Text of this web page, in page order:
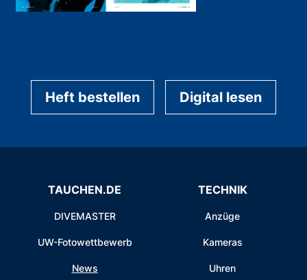
Heft bestellen Digital lesen
TAUCHEN.DE
DIVEMASTER
UW-Fotowettbewerb
News
TECHNIK
Anzüge
Kameras
Uhren